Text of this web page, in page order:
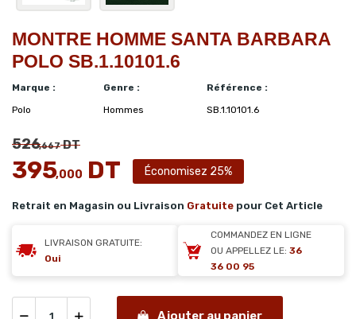
MONTRE HOMME SANTA BARBARA
POLO SB.1.10101.6
Marque :
Polo
Genre :
Hommes
Référence :
SB.1.10101.6
526,667DT
395,000 DT Économisez 25%
Retrait en Magasin ou Livraison Gratuite pour Cet Article
LIVRAISON GRATUITE:
Oui
COMMANDEZ EN LIGNE
OU APPELLEZ LE: 36
36 00 95
Ajouter au panier